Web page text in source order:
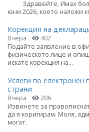
Здравейте, Имах
юни 2026, което наложи
Корекция на
Вчера 402
Подайте заявление в
физическото лице и
искате корекция на...
Услеги по електронен
страни
Вчера 206
Извинете за
да я коригирам. Моля,
могат.